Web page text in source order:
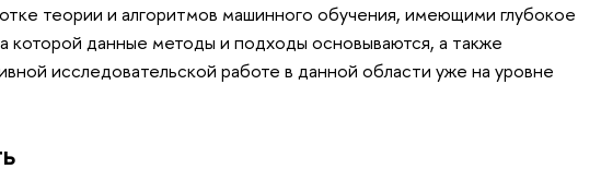
теории и алгоритмов машинного обучения, имеющими глубокое
которой данные методы и подходы основываются, а также
исследовательской работе в данной области уже на уровне